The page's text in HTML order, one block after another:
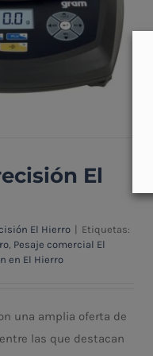
El
El Hierro
Etiquetas:
, Pesaje comercial El
en El Hierro
una amplia oferta de
las que destacan